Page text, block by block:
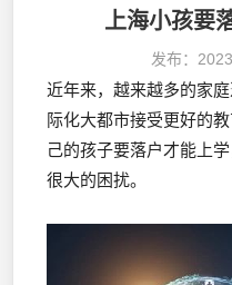
上海小孩要
发布：
近年来，越来越多的家
际化大都市接受更好的
己的孩子要落户才能上
很大的困扰。